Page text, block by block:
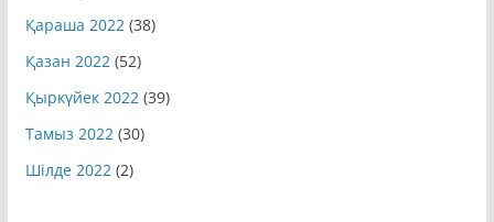
Қараша 2022 (38)
Қазан 2022 (52)
Қыркүйек 2022 (39)
Тамыз 2022 (30)
Шілде 2022 (2)